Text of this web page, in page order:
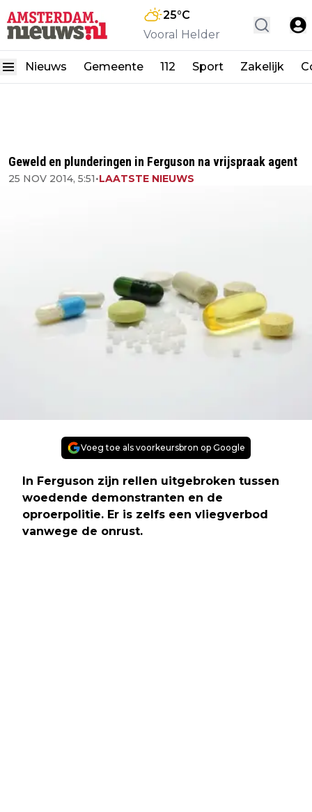
25°C
Vooral Helder
Nieuws Gemeente 112 Sport Zakelijk
Geweld en plunderingen in Ferguson na vrijspraak agent
25 NOV 2014, 5:51•LAATSTE NIEUWS
Voeg toe als voorkeursbron op Google
In Ferguson zijn rellen uitgebroken tussen
woedende demonstranten en de
oproerpolitie. Er is zelfs een vliegverbod
vanwege de onrust.